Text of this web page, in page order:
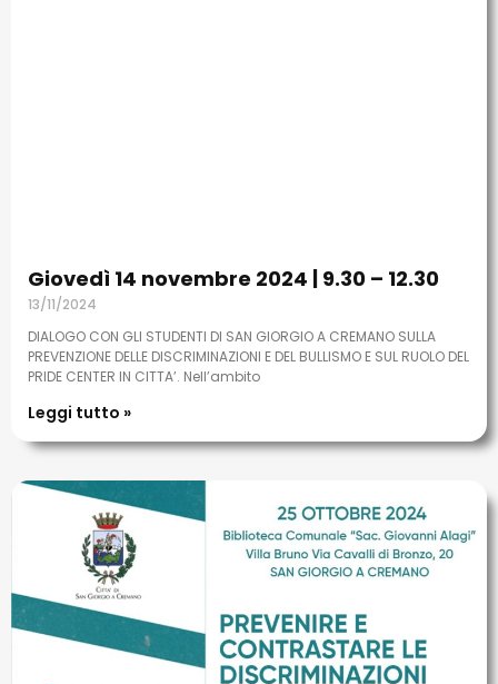
Giovedì 14 novembre 2024 | 9.30 – 12.30
13/11/2024
DIALOGO CON GLI STUDENTI DI SAN GIORGIO A CREMANO SULLA
PREVENZIONE DELLE DISCRIMINAZIONI E DEL BULLISMO E SUL RUOLO DEL
PRIDE CENTER IN CITTA’. Nell’ambito
Leggi tutto »